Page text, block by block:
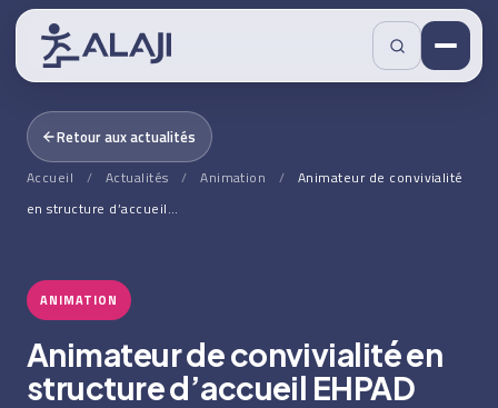
Retour aux actualités
Accueil / Actualités / Animation /
Animateur de convivialité
en structure d’accueil…
ANIMATION
Animateur de convivialité en
structure d’accueil EHPAD